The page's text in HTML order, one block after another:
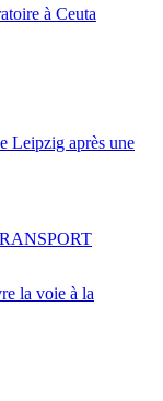
à Ceuta
Leipzig après une
la voie à la